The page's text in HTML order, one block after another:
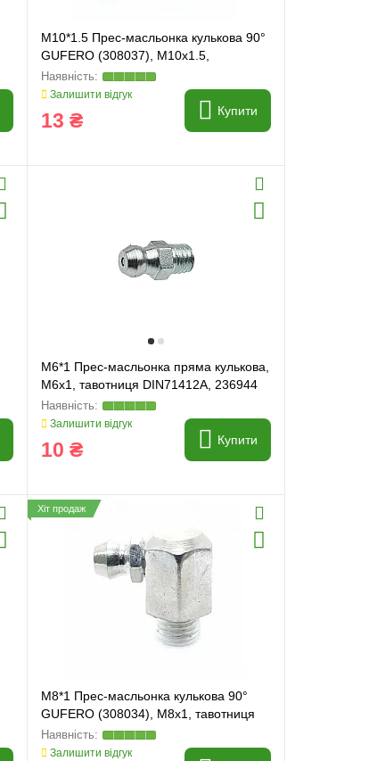
M10*1.5 Прес-масльонка кулькова 90°
GUFERO (308037), M10x1.5,
тавотниця
Залишити відгук
13 ₴ Купити
M6*1 Прес-масльонка пряма кулькова,
M6x1, тавотниця DIN71412A, 236944
Залишити відгук
10 ₴ Купити
Хіт продаж
M8*1 Прес-масльонка кулькова 90°
GUFERO (308034), M8x1, тавотниця
Залишити відгук